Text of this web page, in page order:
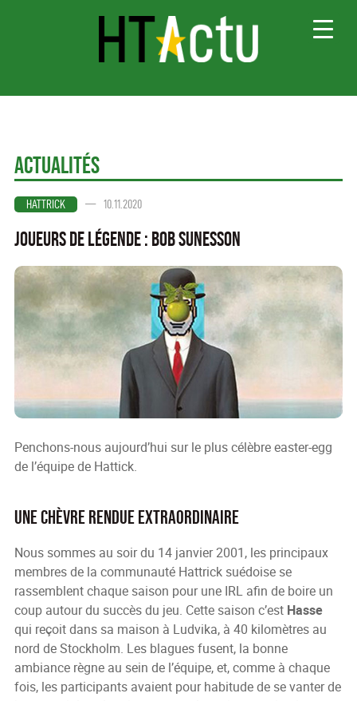
Actualités
HATTRICK — 10.11.2020
Joueurs de légende : Bob Sunesson
Penchons-nous aujourd’hui sur le plus célèbre easter-egg
de l’équipe de Hattick.
Une chèvre rendue extraordinaire
Nous sommes au soir du 14 janvier 2001, les principaux
membres de la communauté Hattrick suédoise se
rassemblent chaque saison pour une IRL afin de boire un
coup autour du succès du jeu. Cette saison c’est Hasse
qui reçoit dans sa maison à Ludvika, à 40 kilomètres au
nord de Stockholm. Les blagues fusent, la bonne
ambiance règne au sein de l’équipe, et, comme à chaque
fois, les participants avaient pour habitude de se vanter de